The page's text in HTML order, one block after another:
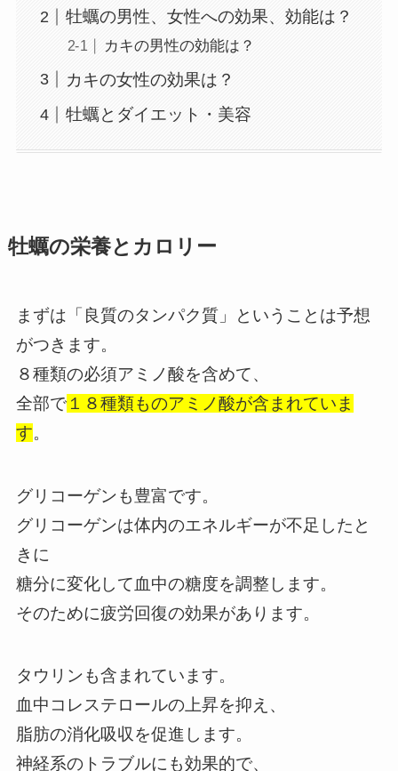
牡蠣の男性、女性への効果、効能は？
カキの男性の効能は？
カキの女性の効果は？
牡蠣とダイエット・美容
牡蠣の栄養とカロリー
まずは「良質のタンパク質」ということは予想
がつきます。
８種類の必須アミノ酸を含めて、
全部で１８種類ものアミノ酸が含まれていま
す。
グリコーゲンも豊富です。
グリコーゲンは体内のエネルギーが不足したと
きに
糖分に変化して血中の糖度を調整します。
そのために疲労回復の効果があります。
タウリンも含まれています。
血中コレステロールの上昇を抑え、
脂肪の消化吸収を促進します。
神経系のトラブルにも効果的で、